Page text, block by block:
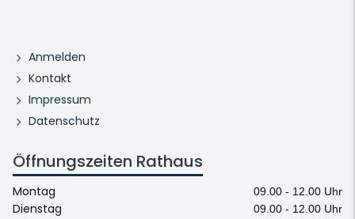
Anmelden
Kontakt
Impressum
Datenschutz
Öffnungszeiten Rathaus
Montag 09.00 - 12.00 Uhr
Dienstag
09.00 - 12.00 Uhr